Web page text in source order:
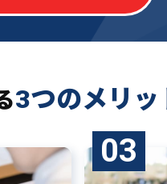
3つのメリッ
03